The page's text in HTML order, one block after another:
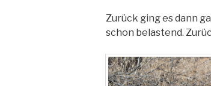
Zurück ging es dann
schon belastend.